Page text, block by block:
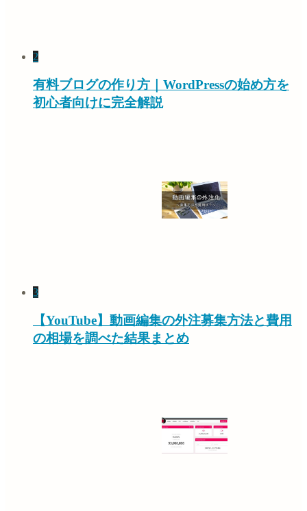
2
有料ブログの作り方｜WordPressの始め方を
初心者向けに完全解説
3
【YouTube】動画編集の外注募集方法と費用
の相場を調べた結果まとめ